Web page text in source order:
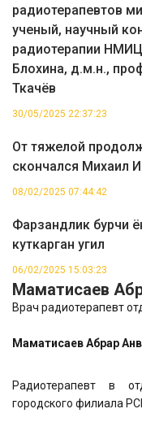
радиотерапевтов
ученый, научный
радиотерапии
Блохина, д.м.н.,
Ткачёв
30/05/2025 22:37:23
От тяжелой
скончался Михаил
08/02/2025 07:44:42
Фарзандлик бурчи
куткарган угил
06/02/2025 15:03:23
Маматисаев
Врач радиотерапевт
Маматисаев Абрар
Радиотерапевт в
городского